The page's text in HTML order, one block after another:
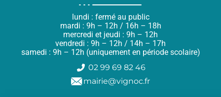
lundi : fermé au public
mardi : 9h – 12h / 16h – 18h
mercredi et jeudi : 9h – 12h
vendredi : 9h – 12h / 14h – 17h
samedi : 9h – 12h (uniquement en période scolaire)
02 99 69 82 46
mairie@vignoc.fr